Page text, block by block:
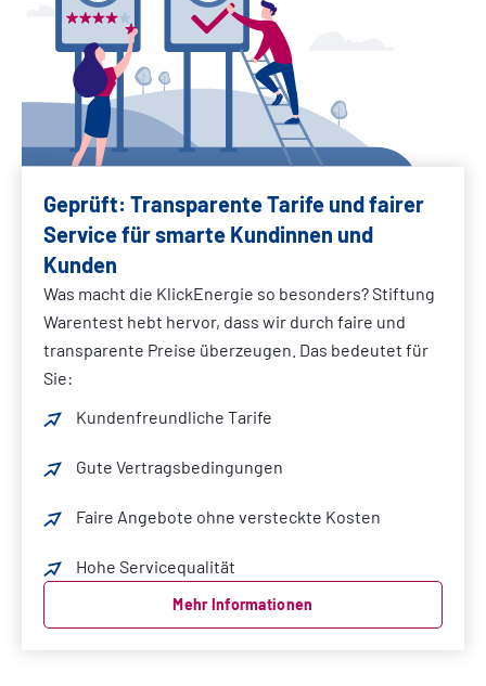
Geprüft: Transparente Tarife und fairer
Service für smarte Kundinnen und
Kunden
Was macht die KlickEnergie so besonders? Stiftung
Warentest hebt hervor, dass wir durch faire und
transparente Preise überzeugen. Das bedeutet für
Sie:
Kundenfreundliche Tarife
Gute Vertragsbedingungen
Faire Angebote ohne versteckte Kosten
Hohe Servicequalität
Mehr Informationen